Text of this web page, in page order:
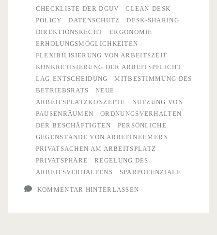
des
Betriebsrats?
CHECKLISTE DER DGUV
CLEAN-DESK-
POLICY
DATENSCHUTZ
DESK-SHARING
DIREKTIONSRECHT
ERGONOMIE
ERHOLUNGSMÖGLICHKEITEN
FLEXIBILISIERUNG VON ARBEITSZEIT
KONKRETISIERUNG DER ARBEITSPFLICHT
LAG-ENTSCHEIDUNG
MITBESTIMMUNG DES
BETRIEBSRATS
NEUE
ARBEITSPLATZKONZEPTE
NUTZUNG VON
PAUSENRÄUMEN
ORDNUNGSVERHALTEN
DER BESCHÄFTIGTEN
PERSÖNLICHE
GEGENSTÄNDE VON ARBEITNEHMERN
PRIVATSACHEN AM ARBEITSPLATZ
PRIVATSPHÄRE
REGELUNG DES
ARBEITSVERHALTENS
SPARPOTENZIALE
KOMMENTAR HINTERLASSEN